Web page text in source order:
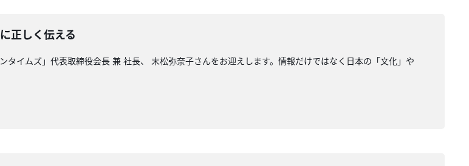
正しく伝える
タイムズ」代表取締役会長 兼 社長、 末松弥奈子さんをお迎えします。情報だけではなく日本の「文化」や